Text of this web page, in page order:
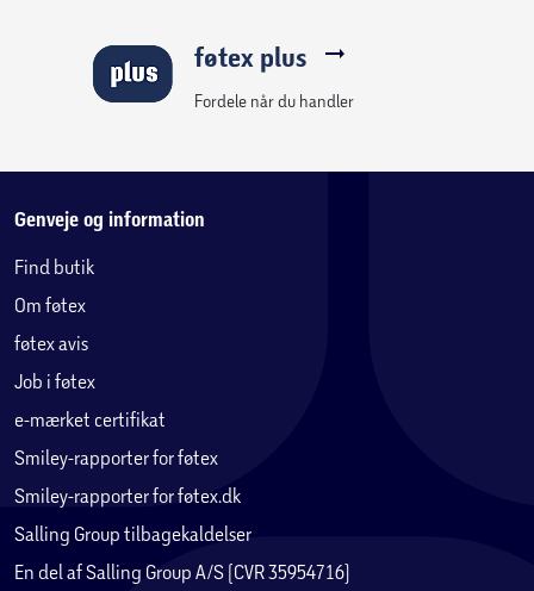
føtex plus
Fordele når du handler
Genveje og information
Find butik
Om føtex
føtex avis
Job i føtex
e-mærket certifikat
Smiley-rapporter for føtex
Smiley-rapporter for føtex.dk
Salling Group tilbagekaldelser
En del af Salling Group A/S (CVR 35954716)